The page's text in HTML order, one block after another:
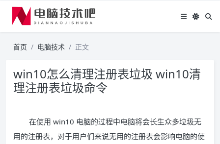
首页 电脑技术 正文
win10怎么清理注册表垃圾 win10清
理注册表垃圾命令
在使用 win10 电脑的过程中电脑将会长生众多垃圾无
用的注册表，对于用户们来说无用的注册表会影响电脑的使